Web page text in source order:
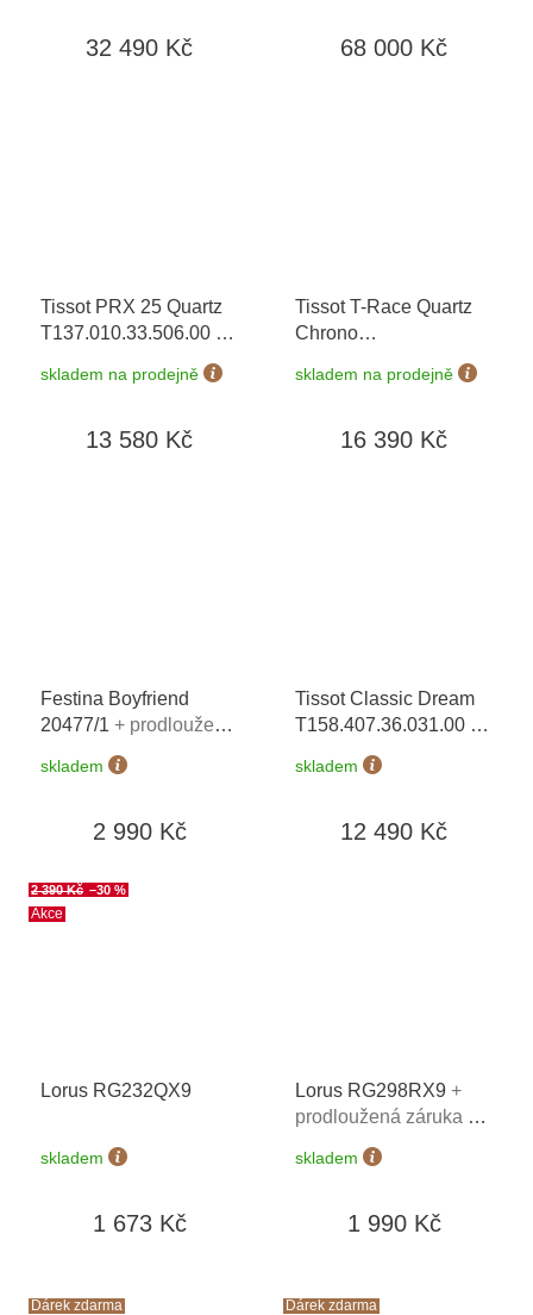
32 490 Kč 68 000 Kč
Tissot PRX 25 Quartz
T137.010.33.506.00 +
prodloužená záruka 5
let + 5 let na výměnu
možnost výměny do 90
skladem na prodejně
13 580 Kč
Tissot T-Race Quartz
Chrono
T141.817.37.501.00+
prodloužená záruka 5
baterie zdarma +
skladem na prodejně
16 390 Kč
Festina Boyfriend
20477/1 + prodloužená
záruka 5 let + 5 let na
výměnu baterie zdarma
190 dní + zkrácení
doprava zdarma
skladem
2 990 Kč
Tissot Classic Dream
T158.407.36.031.00 +
možnost výměny do 90
dní
skladem
12 490 Kč
Akce
2 390 Kč –30 %
Lorus RG232QX9
skladem
1 673 Kč
Lorus RG298RX9 +
prodloužená záruka 5
let + 5 let na výměnu
baterie zdarma +
skladem
1 990 Kč
Dárek zdarma Dárek zdarma